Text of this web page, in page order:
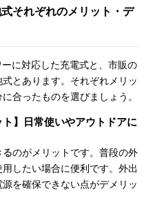
それぞれのメリット・デ
に対応した充電式と、市販の
とあります。それぞれメリッ
合ったものを選びましょう。
ト】日常使いやアウトドアに
るのがメリットです。普段の外
したい場合に便利です。外出
を確保できない点がデメリッ